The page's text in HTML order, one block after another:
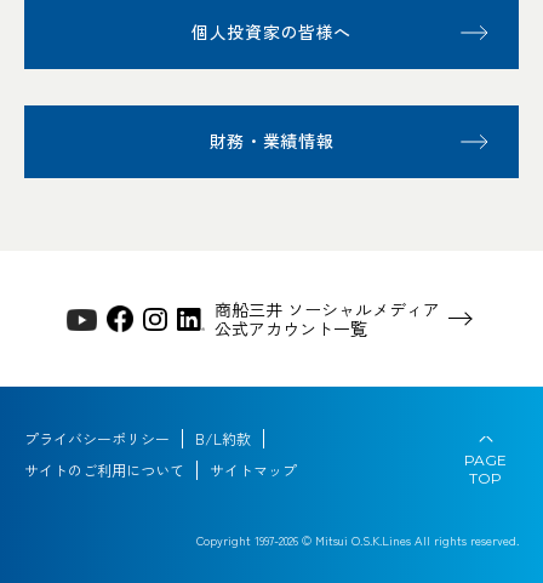
個人投資家の皆様へ
財務・業績情報
商船三井 ソーシャルメディア
公式アカウント一覧
プライバシーポリシー
B/L約款
サイトのご利用について
サイトマップ
Copyright 1997-2026 © Mitsui O.S.K.Lines All rights reserved.
PAGE
TOP